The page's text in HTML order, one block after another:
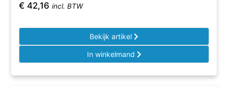
€ 42,16 incl. BTW
Bekijk artikel
In winkelmand